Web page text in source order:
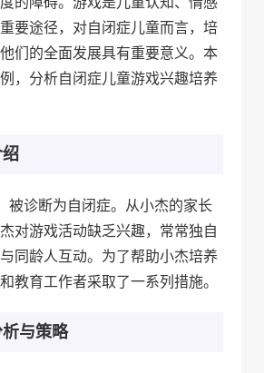
要途径，对自闭症儿童而言，培
们的全面发展具有重要意义。本
，分析自闭症儿童游戏兴趣培养
被诊断为自闭症。从小杰的家长
对游戏活动缺乏兴趣，常常独自
同龄人互动。为了帮助小杰培养
教育工作者采取了一系列措施。
与策略